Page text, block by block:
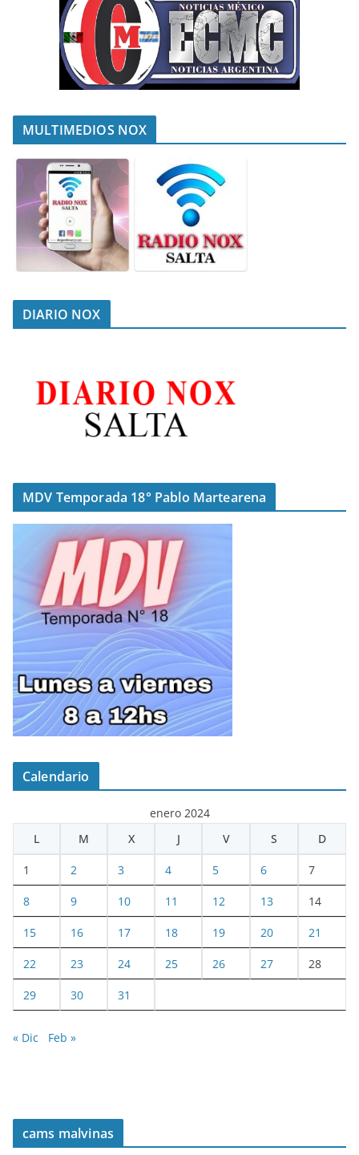
MULTIMEDIOS NOX
DIARIO NOX
MDV Temporada 18° Pablo Martearena
Calendario
enero 2024
L
M X J V S D
1 2 3 4 5 6 7
8 9 10 11 12 13 14
15 16 17 18 19 20 21
22 23 24 25 26 27 28
29 30 31
« Dic Feb »
cams malvinas